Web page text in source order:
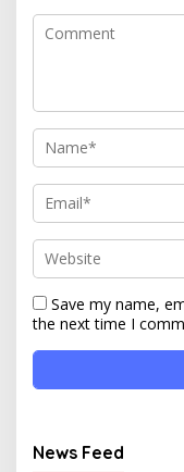
Save my name,
the next time I
News Feed